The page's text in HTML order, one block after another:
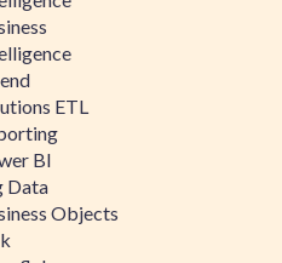
ETL
BI
Data
Objects